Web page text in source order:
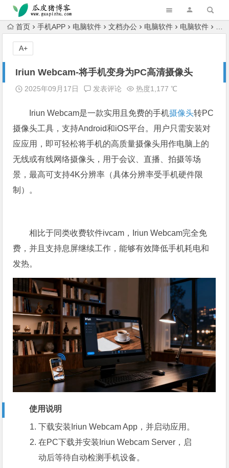
跳转到主内容
首页 手机APP 电脑软件 文档办公 电脑软件 电脑软件
Iriun Webcam-将手机变身为PC高清摄像头
2025年09月17日 发表评论 热度1,177 ℃
Iriun Webcam是一款实用且免费的手机摄像头转PC
摄像头工具，支持Android和iOS平台。用户只需安装对
应应用，即可轻松将手机的高质量摄像头用作电脑上的
无线或有线网络摄像头，用于会议、直播、拍摄等场
景，最高可支持4K分辨率（具体分辨率受手机硬件限
制）。
相比于同类收费软件ivcam，Iriun Webcam完全免
费，并且支持息屏继续工作，能够有效降低手机耗电和
发热。
使用说明
下载安装Iriun Webcam App，并启动应用。
在PC下载并安装Iriun Webcam Server，启
动后等待自动检测手机设备。
A+